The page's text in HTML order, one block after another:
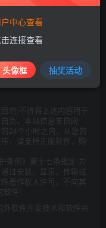
新页面查看.
的;不得将上述内容用于
负。本站信息来自网
24个小时之内，从您的
，请支持正版软件，购
条例》第十七条规定:为
过安装、显示、传输或
著作权人许可，不向其
件!
软件开发技术和软件共
中心查看
连接查看
头像框 抽奖活动